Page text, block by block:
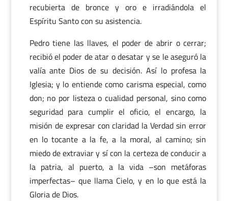
recubierta de bronce y oro e irradiándola el
Espíritu Santo con su asistencia.
Pedro tiene las llaves, el poder de abrir o cerrar;
recibió el poder de atar o desatar y se le aseguró la
valía ante Dios de su decisión. Así lo profesa la
Iglesia; y lo entiende como carisma especial, como
don; no por listeza o cualidad personal, sino como
seguridad para cumplir el oficio, el encargo, la
misión de expresar con claridad la Verdad sin error
en lo tocante a la fe, a la moral, al camino; sin
miedo de extraviar y sí con la certeza de conducir a
la patria, al puerto, a la vida –son metáforas
imperfectas– que llama Cielo, y en lo que está la
Gloria de Dios.